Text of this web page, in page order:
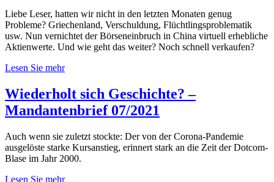
Liebe Leser, hatten wir nicht in den letzten Monaten genug
Probleme? Griechenland, Verschuldung, Flüchtlingsproblematik
usw. Nun vernichtet der Börseneinbruch in China virtuell erhebliche
Aktienwerte. Und wie geht das weiter? Noch schnell verkaufen?
Lesen Sie mehr
Wiederholt sich Geschichte? –
Mandantenbrief 07/2021
Auch wenn sie zuletzt stockte: Der von der Corona-Pandemie
ausgelöste starke Kursanstieg, erinnert stark an die Zeit der Dotcom-
Blase im Jahr 2000.
Lesen Sie mehr